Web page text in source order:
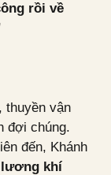
rồi về
thuyền vận
đợi chúng.
đến, Khánh
khí